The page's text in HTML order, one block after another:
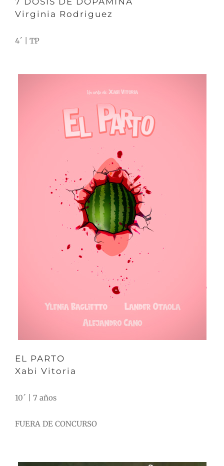
Virginia Rodriguez
4´ | TP
EL PARTO
Xabi Vitoria
10´ | 7 años
FUERA DE CONCURSO